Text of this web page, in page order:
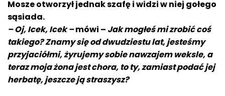
Mosze otworzył jednak szafę i widzi w niej gołego
sąsiada.
– Oj, Icek, Icek –mówi – Jak mogłeś mi zrobić coś
takiego? Znamy się od dwudziestu lat, jesteśmy
przyjaciółmi, żyrujemy sobie nawzajem weksle, a
teraz moja żona jest chora, to ty, zamiast podać jej
herbatę, jeszcze ją straszysz?